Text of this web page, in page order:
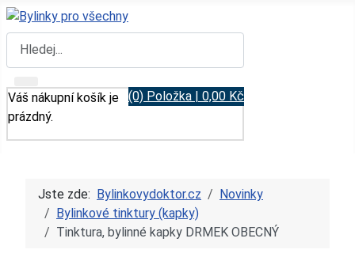
(0) Položka | 0,00 Kč
Váš nákupní košík je
prázdný.
Jste zde: Bylinkovydoktor.cz
Novinky
Bylinkové tinktury (kapky)
Tinktura, bylinné kapky DRMEK OBECNÝ